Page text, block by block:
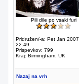
Pili dile po vsaki furi
Pridružen/-a: Pet Jan 2007
22:49
Prispevkov: 799
Kraj: Birmingham, UK
Nazaj na vrh